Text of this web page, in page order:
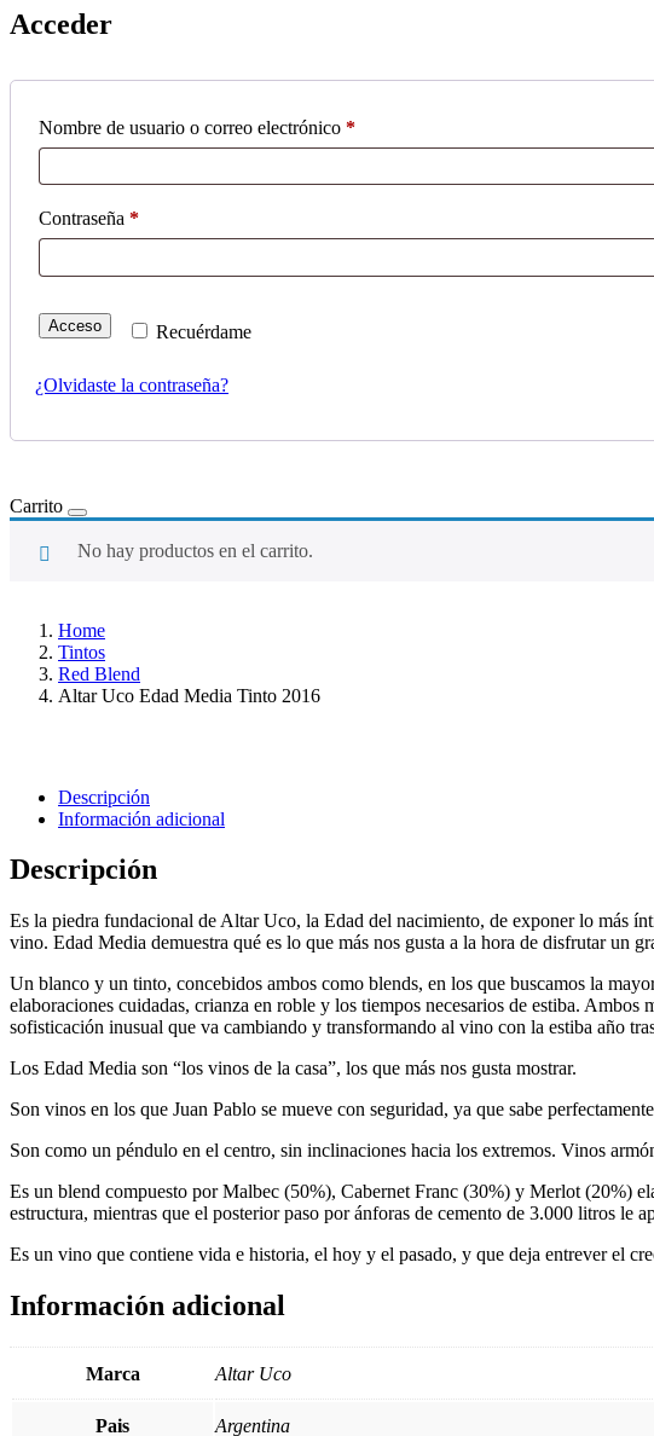
Acceder
Nombre de usuario o correo electrónico *Obligatorio
Contraseña *Obligatorio
Recuérdame
Acceso
¿Olvidaste la contraseña?
Carrito
No hay productos en el carrito.
Home
Tintos
Red Blend
Altar Uco Edad Media Tinto 2016
Descripción
Información adicional
Descripción
Es la piedra fundacional de Altar Uco, la Edad del nacimiento, de exponer lo más
vino. Edad Media demuestra qué es lo que más nos gusta a la hora de disfrutar un
Un blanco y un tinto, concebidos ambos como blends, en los que buscamos la
elaboraciones cuidadas, crianza en roble y los tiempos necesarios de estiba. Ambos
sofisticación inusual que va cambiando y transformando al vino con la estiba año
Los Edad Media son “los vinos de la casa”, los que más nos gusta mostrar.
Son vinos en los que Juan Pablo se mueve con seguridad, ya que sabe
Son como un péndulo en el centro, sin inclinaciones hacia los extremos. Vinos
Es un blend compuesto por Malbec (50%), Cabernet Franc (30%) y Merlot (20%)
estructura, mientras que el posterior paso por ánforas de cemento de 3.000 litros le
Es un vino que contiene vida e historia, el hoy y el pasado, y que deja entrever el
Información adicional
Marca Altar Uco
Pais Argentina